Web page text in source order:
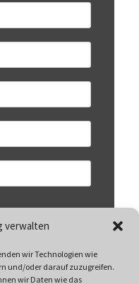
verwalten
wir Technologien wie
und/oder darauf zuzugreifen.
wir Daten wie das